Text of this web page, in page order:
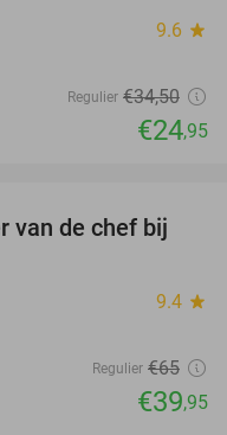
9.6 star
Regulier €34,50
€24,95
39%
van de chef bij
9.4 star
Regulier €65
€39,95